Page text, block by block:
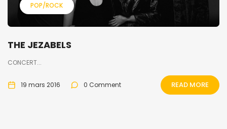
POP/ROCK
THE JEZABELS
CONCERT...
19 mars 2016 0 Comment READ MORE